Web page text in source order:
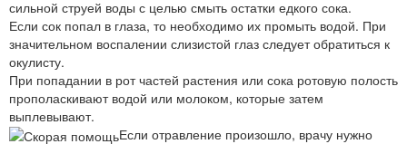
сильной струей воды с целью смыть остатки едкого сока.
Если сок попал в глаза, то необходимо их промыть водой. При
значительном воспалении слизистой глаз следует обратиться к
окулисту.
При попадании в рот частей растения или сока ротовую полость
прополаскивают водой или молоком, которые затем
выплевывают.
Если отравление произошло, врачу нужно